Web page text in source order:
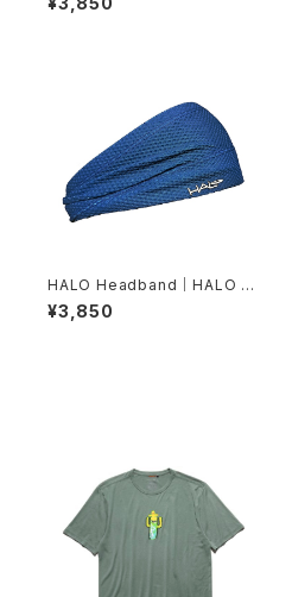
l）
HALO Headband｜HALO バ
ンディット JP（Air Abyss Blu
e）
¥3,850